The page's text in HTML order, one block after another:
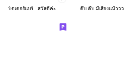
บัตเตอร์แบร์ - สวัสดีค่ะ